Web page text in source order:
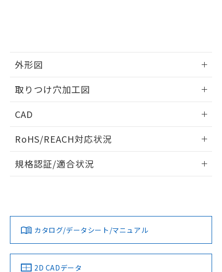
外形図
取りつけ穴加工図
CAD
ドすることができます。
ログイン/会員登録
ダウンロードデータをご利用いただく前に、以下を必ずお読
みください。
ソフトウェアの使用条件
RoHS/REACH対応状況
EU RoHS 注意事項・凡例
対応済み
中国 RoHS 注意事項・凡例
規格認証/適合状況
カタログ/データシート/マニュアル
2D CADデータ
および当社の共同利用者が、当社の製
※当社の共同利用者とは、
の共同利用に関して"
の「1.共同利
とができます。
EU RoHS指令（10物質）の非含有証明書
ものではありません。
また、RoHS指令のフタル酸エステル類４
物質の対応では、対応完了までの期間は出
荷製品に未対応品が混在することから備考
欄に対応日を記載しておりました。